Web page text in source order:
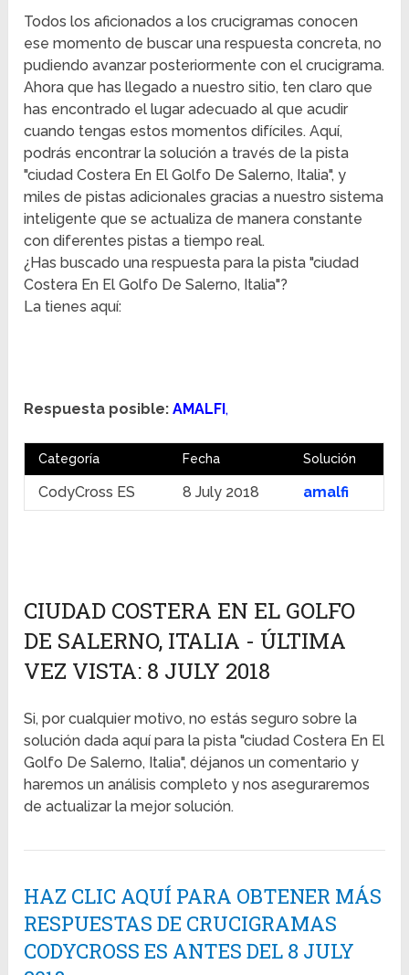
Todos los aficionados a los crucigramas conocen
ese momento de buscar una respuesta concreta, no
pudiendo avanzar posteriormente con el crucigrama.
Ahora que has llegado a nuestro sitio, ten claro que
has encontrado el lugar adecuado al que acudir
cuando tengas estos momentos difíciles. Aquí,
podrás encontrar la solución a través de la pista
"ciudad Costera En El Golfo De Salerno, Italia", y
miles de pistas adicionales gracias a nuestro sistema
inteligente que se actualiza de manera constante
con diferentes pistas a tiempo real.
¿Has buscado una respuesta para la pista "ciudad
Costera En El Golfo De Salerno, Italia"?
La tienes aquí:
Respuesta posible: AMALFI,
Categoría Fecha Solución
CodyCross ES 8 July 2018 amalfi
CIUDAD COSTERA EN EL GOLFO
DE SALERNO, ITALIA - ÚLTIMA
VEZ VISTA: 8 JULY 2018
Si, por cualquier motivo, no estás seguro sobre la
solución dada aquí para la pista "ciudad Costera En El
Golfo De Salerno, Italia", déjanos un comentario y
haremos un análisis completo y nos aseguraremos
de actualizar la mejor solución.
HAZ CLIC AQUÍ PARA OBTENER MÁS
RESPUESTAS DE CRUCIGRAMAS
CODYCROSS ES ANTES DEL 8 JULY